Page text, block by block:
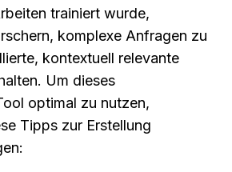
trainiert wurde,
komplexe Anfragen zu
kontextuell relevante
Um dieses
optimal zu nutzen,
Tipps zur Erstellung